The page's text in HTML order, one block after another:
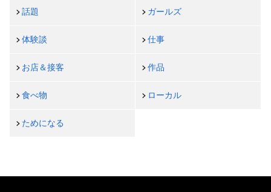
話題 ガールズ
体験談 仕事
お店＆接客 作品
食べ物 ローカル
ためになる